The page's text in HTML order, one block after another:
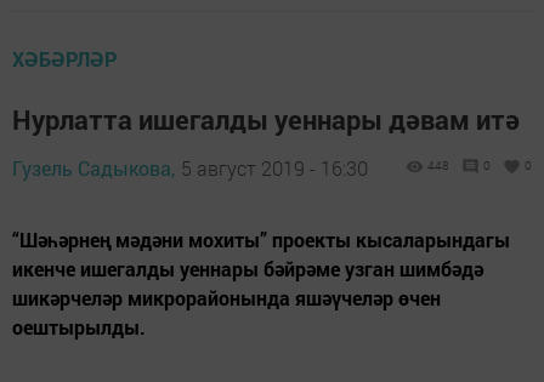
ХӘБӘРЛӘР
Нурлатта ишегалды уеннары дәвам итә
Гузель Садыкова, 5 август 2019 - 16:30 448 0 0
“Шәһәрнең мәдәни мохиты” проекты кысаларындагы
икенче ишегалды уеннары бәйрәме узган шимбәдә
шикәрчеләр микрорайонында яшәүчеләр өчен
оештырылды.